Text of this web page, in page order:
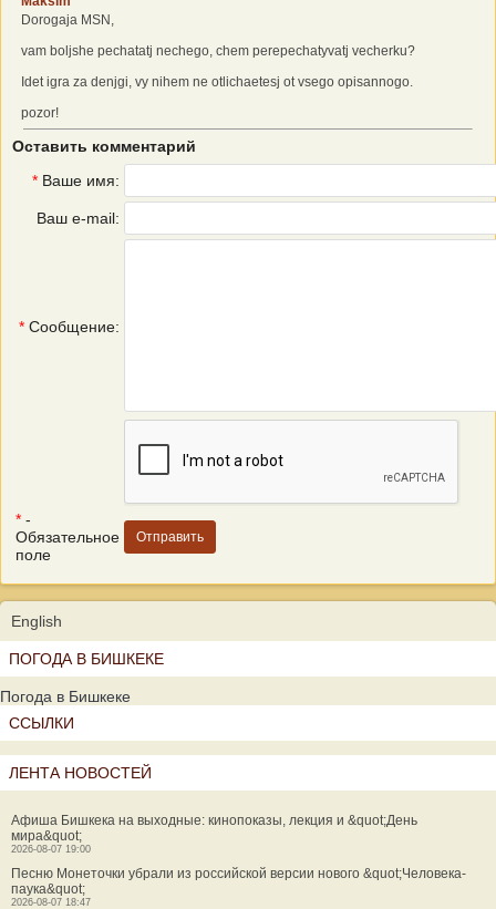
Dorogaja MSN,
vam boljshe pechatatj nechego, chem perepechatyvatj vecherku?
Idet igra za denjgi, vy nihem ne otlichaetesj ot vsego opisannogo.
pozor!
Оставить комментарий
* Ваше имя:
Ваш e-mail:
* Сообщение:
* -
Обязательное
поле
English
ПОГОДА В БИШКЕКЕ
Погода в Бишкеке
ССЫЛКИ
ЛЕНТА НОВОСТЕЙ
Афиша Бишкека на выходные: кинопоказы, лекция и &quot;День
мира&quot;
2026-08-07 19:00
Песню Монеточки убрали из российской версии нового &quot;Человека-
паука&quot;
2026-08-07 18:47